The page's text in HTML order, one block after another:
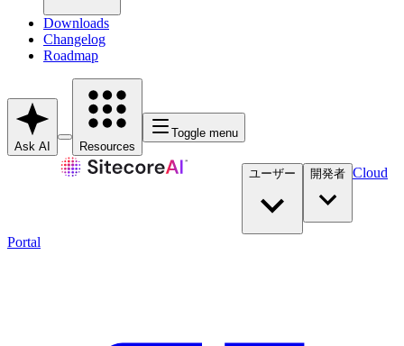
Downloads
Changelog
Roadmap
Ask AI Resources
Toggle menu
ユーザー 開発者​ Cloud
Portal